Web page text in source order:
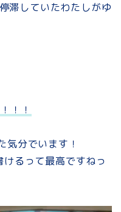
L
滞していたわたしがゆ
！！
気分でいます！
るって最高ですねっ